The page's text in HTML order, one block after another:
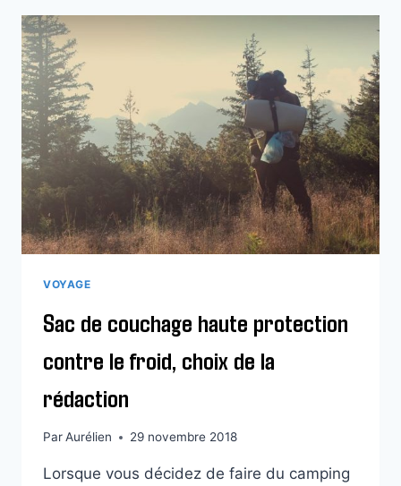
3
VOYAGE
Sac de couchage haute protection
contre le froid, choix de la
rédaction
ParAurélien 29 novembre 2018
Lorsque vous décidez de faire du camping